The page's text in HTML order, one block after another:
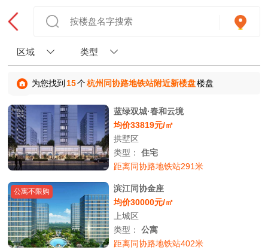
区域 类型
为您找到 15个杭州同协路地铁站附近新楼盘楼盘
蓝绿双城·春和云境
均价33819元/㎡
拱墅区
类型：住宅
距离同协路地铁站291米
公寓不限购
滨江同协金座
均价30000元/㎡
上城区
类型：公寓
距离同协路地铁站402米